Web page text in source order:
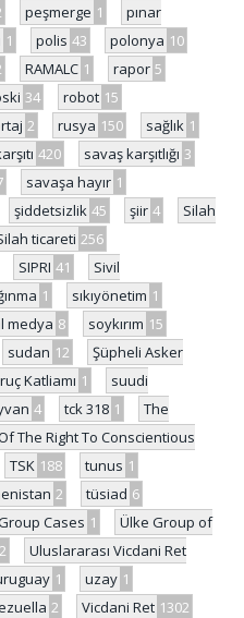
peşmerge 1
pınar
1 polis 43 polonya 10
RAMALC 1 rapor 5
34 robot 15
2 rusya 150 sağlık 1
420 savaş karşıtlığı 3
savaşa hayır 1
şiddetsizlik 45 şiir 4
Silah
ticareti 256
SIPRI 41
Sivil
1 sıkıyönetim 1
medya 8 soykırım 15
sudan 12
Şüpheli Asker
Katliamı 1
suudi
4 tck 318 1
The
The Right To Conscientious
TSK 188 tunus 1
2 tüsiad 6
Cases 1
Ülke Group of
2
Uluslararası Vicdani Ret
1 uzay 1
2 Vicdani Ret 1302